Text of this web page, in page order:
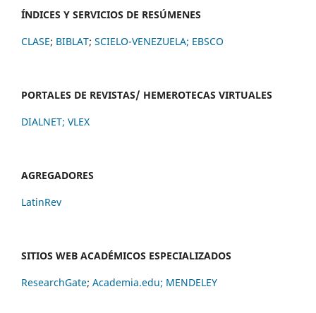
ÍNDICES Y SERVICIOS DE RESÚMENES
CLASE; BIBLAT; SCIELO-VENEZUELA; EBSCO
PORTALES DE REVISTAS/ HEMEROTECAS VIRTUALES
DIALNET; VLEX
AGREGADORES
LatinRev
SITIOS WEB ACADÉMICOS ESPECIALIZADOS
ResearchGate; Academia.edu; MENDELEY